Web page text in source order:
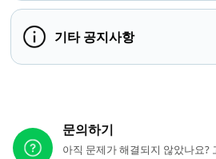
기타 공지사항
문의하기
아직 문제가 해결되지 않았나요?